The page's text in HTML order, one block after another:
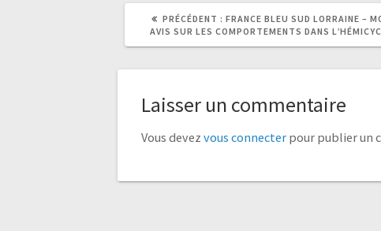
PRÉCÉDENT :
ARTICLE
PRÉCÉDENT
FRANCE BLEU SUD LORRAINE –
AVIS SUR LES COMPORTEMENTS DANS
ARTICLE
SUIVANT
Laisser un commentaire
Vous devezvous connecter pour publier un